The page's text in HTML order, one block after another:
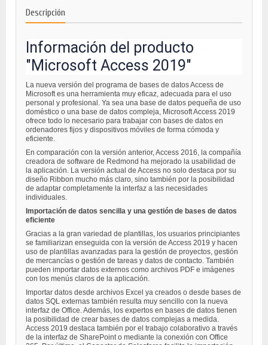
Descripción
Información del producto
"Microsoft Access 2019"
La nueva versión del programa de bases de datos Access de
Microsoft es una herramienta muy eficaz, adecuada para el uso
personal y profesional. Ya sea una base de datos pequeña de uso
doméstico o una base de datos compleja, Microsoft Access 2019
ofrece todo lo necesario para trabajar con bases de datos en
ordenadores fijos y dispositivos móviles de forma cómoda y
eficiente.
En comparación con la versión anterior, Access 2016, la compañía
creadora de software de Redmond ha mejorado la usabilidad de
la aplicación. La versión actual de Access no solo destaca por su
diseño Ribbon mucho más claro, sino también por la posibilidad
de adaptar completamente la interfaz a las necesidades
individuales.
Importación de datos sencilla y una gestión de bases de datos
eficiente
Gracias a la gran variedad de plantillas, los usuarios principiantes
se familiarizan enseguida con la versión de Access 2019 y hacen
uso de plantillas avanzadas para la gestión de proyectos, gestión
de mercancías o gestión de tareas y datos de contacto. También
pueden importar datos externos como archivos PDF e imágenes
con los menús claros de la aplicación.
Importar datos desde archivos Excel ya creados o desde bases de
datos SQL externas también resulta muy sencillo con la nueva
interfaz de Office. Además, los expertos en bases de datos tienen
la posibilidad de crear bases de datos complejas a medida.
Access 2019 destaca también por el trabajo colaborativo a través
de la interfaz de SharePoint o mediante la conexión con Office